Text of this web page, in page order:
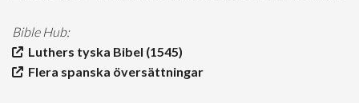
Bible Hub:
Luthers tyska Bibel (1545)
Flera spanska översättningar